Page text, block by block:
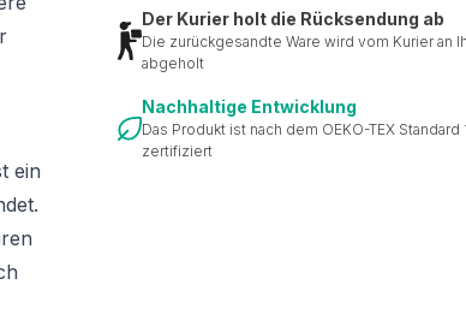
ein
Der Kurier holt die Rücksendung ab
Die zurückgesandte Ware wird vom Kurier an
abgeholt
Nachhaltige Entwicklung
Das Produkt ist nach dem OEKO-TEX Standard
zertifiziert